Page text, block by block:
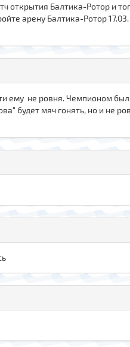
открытия Балтика-Ротор и
арену Балтика-Ротор
ему не ровня. Чемпионом
будет мяч гонять, но и не